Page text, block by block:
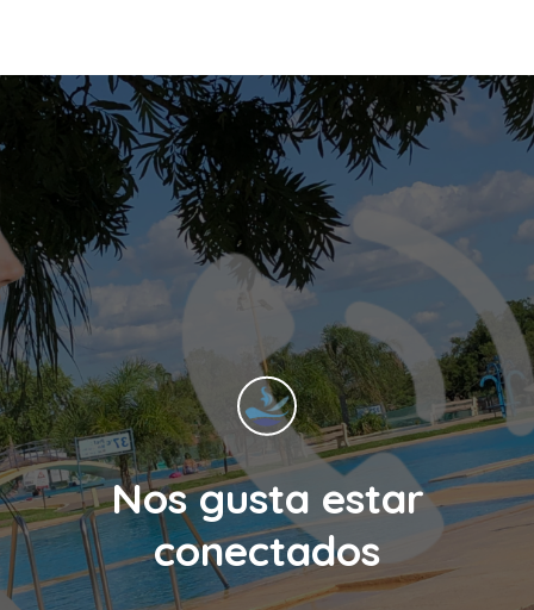
Nos gusta estar
conectados